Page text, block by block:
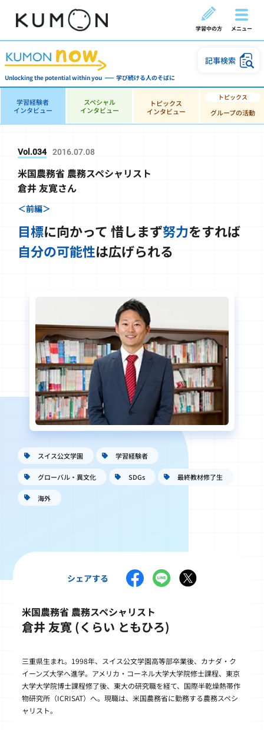
学習中の方 メニュー
Unlocking the potential within you 学び続ける人のそばに
記事検索
学習経験者
インタビュー
スペシャル
インタビュー
トピックス
インタビュー
グループの活動
Vol.034 2016.07.08
米国農務省 農務スペシャリスト
倉井 友寛さん
＜前編＞
目標に向かって 惜しまず努力をすれば
自分の可能性は広げられる
スイス公文学園 学習経験者
グローバル・異文化 SDGs 最終教材修了生
海外
シェアする
米国農務省 農務スペシャリスト
倉井 友寛 (くらい ともひろ)
三重県生まれ。1998年、スイス公文学園高等部卒業後、カナダ・ク
イーンズ大学へ進学。アメリカ・コーネル大学大学院修士課程、東京
大学大学院博士課程修了後、東大の研究職を経て、国際半乾燥熱帯作
物研究所（ICRISAT）へ。現職は、米国農務省に勤務する農務スペシ
ャリスト。